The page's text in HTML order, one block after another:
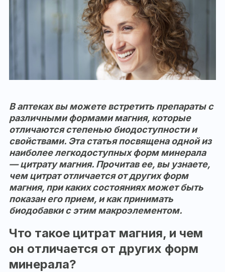
В аптеках вы можете встретить препараты с
различными формами магния, которые
отличаются степенью биодоступности и
свойствами. Эта статья посвящена одной из
наиболее легкодоступных форм минерала
— цитрату магния. Прочитав ее, вы узнаете,
чем цитрат отличается от других форм
магния, при каких состояниях может быть
показан его прием, и как принимать
биодобавки с этим макроэлементом.
Что такое цитрат магния, и чем
он отличается от других форм
минерала?